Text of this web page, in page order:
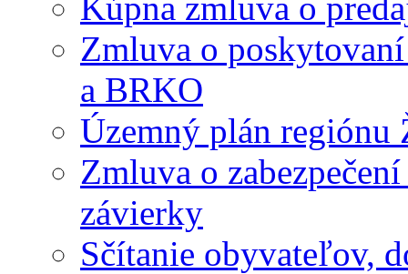
Zmluva o
a BRKO
Územný plán regiónu
Zmluva o
závierky
Sčítanie obyvateľov,